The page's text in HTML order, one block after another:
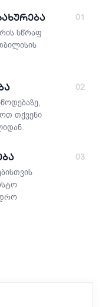
01
სწრაფ
02
თქვენი
03
დრო